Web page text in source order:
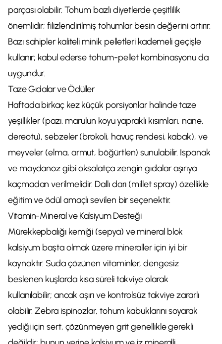
parçası olabilir. Tohum bazlı diyetlerde çeşitlilik
önemlidir; filizlendirilmiş tohumlar besin değerini artırır.
Bazı sahipler kaliteli minik pelletleri kademeli geçişle
kullanır; kabul ederse tohum-pellet kombinasyonu da
uygundur.
Taze Gıdalar ve Ödüller
Haftada birkaç kez küçük porsiyonlar halinde taze
yeşillikler (pazı, marulun koyu yapraklı kısımları, nane,
dereotu), sebzeler (brokoli, havuç rendesi, kabak), ve
meyveler (elma, armut, böğürtlen) sunulabilir. Ispanak
ve maydanoz gibi oksalatça zengin gıdalar aşırıya
kaçmadan verilmelidir. Dallı darı (millet spray) özellikle
eğitim ve ödül amaçlı sevilen bir seçenektir.
Vitamin-Mineral ve Kalsiyum Desteği
Mürekkepbalığı kemiği (sepya) ve mineral blok
kalsiyum başta olmak üzere mineraller için iyi bir
kaynaktır. Suda çözünen vitaminler, dengesiz
beslenen kuşlarda kısa süreli takviye olarak
kullanılabilir; ancak aşırı ve kontrolsüz takviye zararlı
olabilir. Zebra ispinozlar, tohum kabuklarını soyarak
yediği için sert, çözünmeyen grit genellikle gerekli